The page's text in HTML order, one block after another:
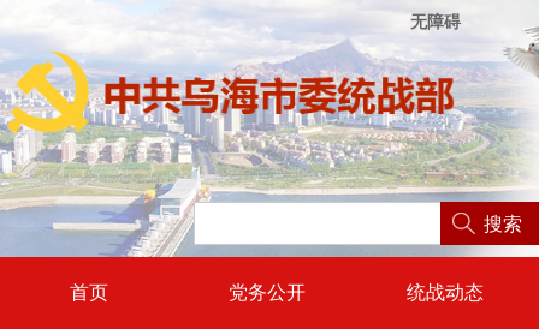
无障碍
搜索
首页 党务公开 统战动态